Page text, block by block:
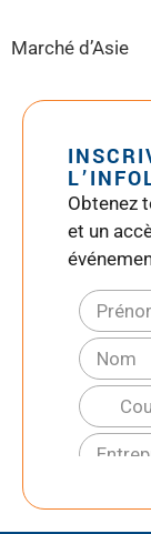
Marché d’Asie
Obtenez
et un